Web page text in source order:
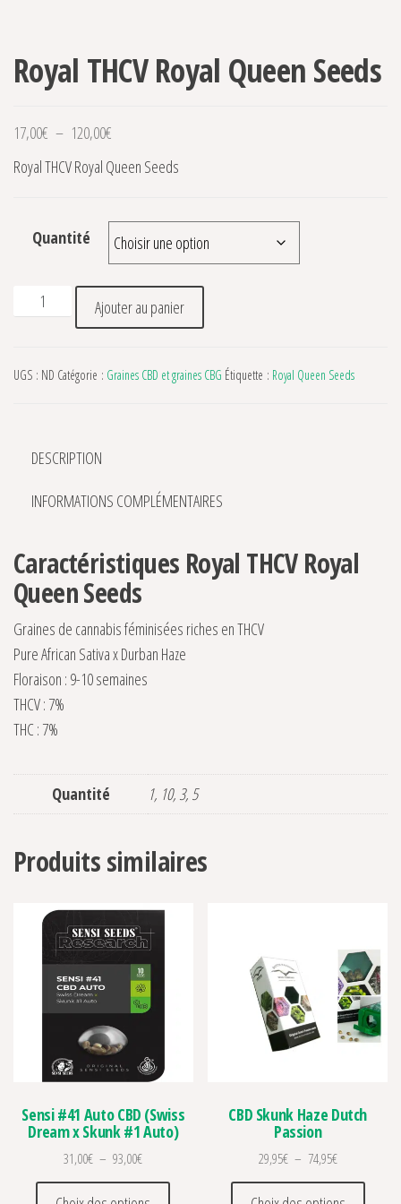
Royal THCV Royal Queen Seeds
17,00€ – 120,00€
Royal THCV Royal Queen Seeds
Quantité
quantité de Royal THCV Royal Queen Seeds
Ajouter au panier
UGS : ND Catégorie : Graines CBD et graines CBG Étiquette : Royal Queen Seeds
DESCRIPTION
INFORMATIONS COMPLÉMENTAIRES
Caractéristiques Royal THCV Royal
Queen Seeds
Graines de cannabis féminisées riches en THCV
Pure African Sativa x Durban Haze
Floraison : 9-10 semaines
THCV : 7%
THC : 7%
Quantité 1, 10, 3, 5
Produits similaires
Sensi #41 Auto CBD (Swiss
Dream x Skunk #1 Auto)
31,00€ – 93,00€Plage de prix : 31,00€ à 93,00€
Ce produit a plusieurs variations. Les
CBD Skunk Haze Dutch
Passion
29,95€ – 74,95€Plage de prix
Ce